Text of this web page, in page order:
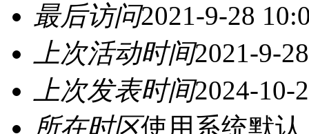
最后访问2021-9-28
上次活动时间2021-9-
上次发表时间2024-10-
所在时区使用系统默认